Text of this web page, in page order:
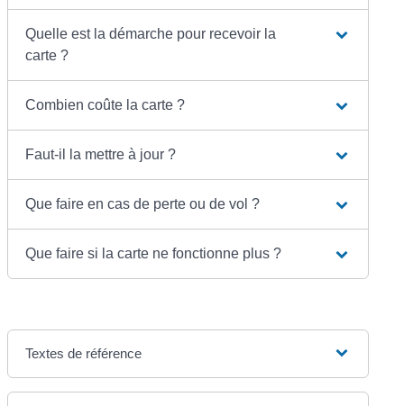
Quelle est la démarche pour recevoir la
carte ?
Combien coûte la carte ?
Faut-il la mettre à jour ?
Que faire en cas de perte ou de vol ?
Que faire si la carte ne fonctionne plus ?
Textes de référence